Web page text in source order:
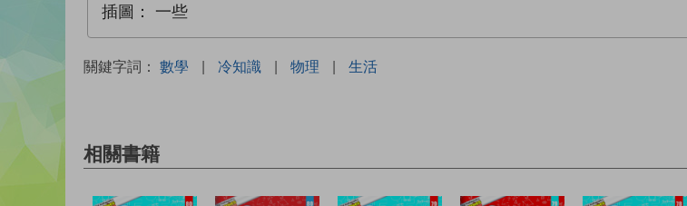
插圖：
一些
關鍵字詞： 數學 | 冷知識 | 物理 | 生活
相關書籍